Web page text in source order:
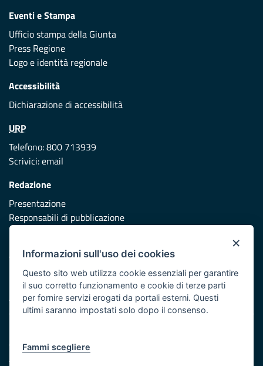
Eventi e Stampa
Ufficio stampa della Giunta
Press Regione
Logo e identità regionale
Accessibilità
Dichiarazione di accessibilità
URP
Telefono: 800 713939
Scrivici:email
Redazione
Presentazione
Responsabili di pubblicazione
Vai al sito di Protezione Civile Puglia
Iniziativa finanziata con risorse del POR Puglia 2014/2020 -
Asse XI
Cookie e privacy
Atti di notifica
×
Informazioni sull'uso dei cookies
Questo sito web utilizza cookie essenziali per garantire
il suo corretto funzionamento e cookie di terze parti
per fornire servizi erogati da portali esterni. Questi
ultimi saranno impostati solo dopo il consenso.
Fammi scegliere